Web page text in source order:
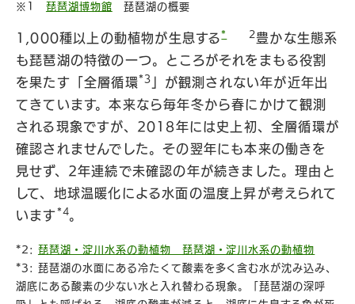
※1 琵琶湖博物館 琵琶湖の概要
1,000種以上の動植物が生息する* 2豊かな生態系
も琵琶湖の特徴の一つ。ところがそれをまもる役割
を果たす「全層循環*3
」が観測されない年が近年出
てきています。本来なら毎年冬から春にかけて観測
される現象ですが、2018年には史上初、全層循環が
確認されませんでした。その翌年にも本来の働きを
見せず、2年連続で未確認の年が続きました。理由と
して、地球温暖化による水面の温度上昇が考えられて
います*4。
*2: 琵琶湖・淀川水系の動植物 琵琶湖・淀川水系の動植物
*3: 琵琶湖の水面にある冷たくて酸素を多く含む水が沈み込み、
湖底にある酸素の少ない水と入れ替わる現象。「琵琶湖の深呼